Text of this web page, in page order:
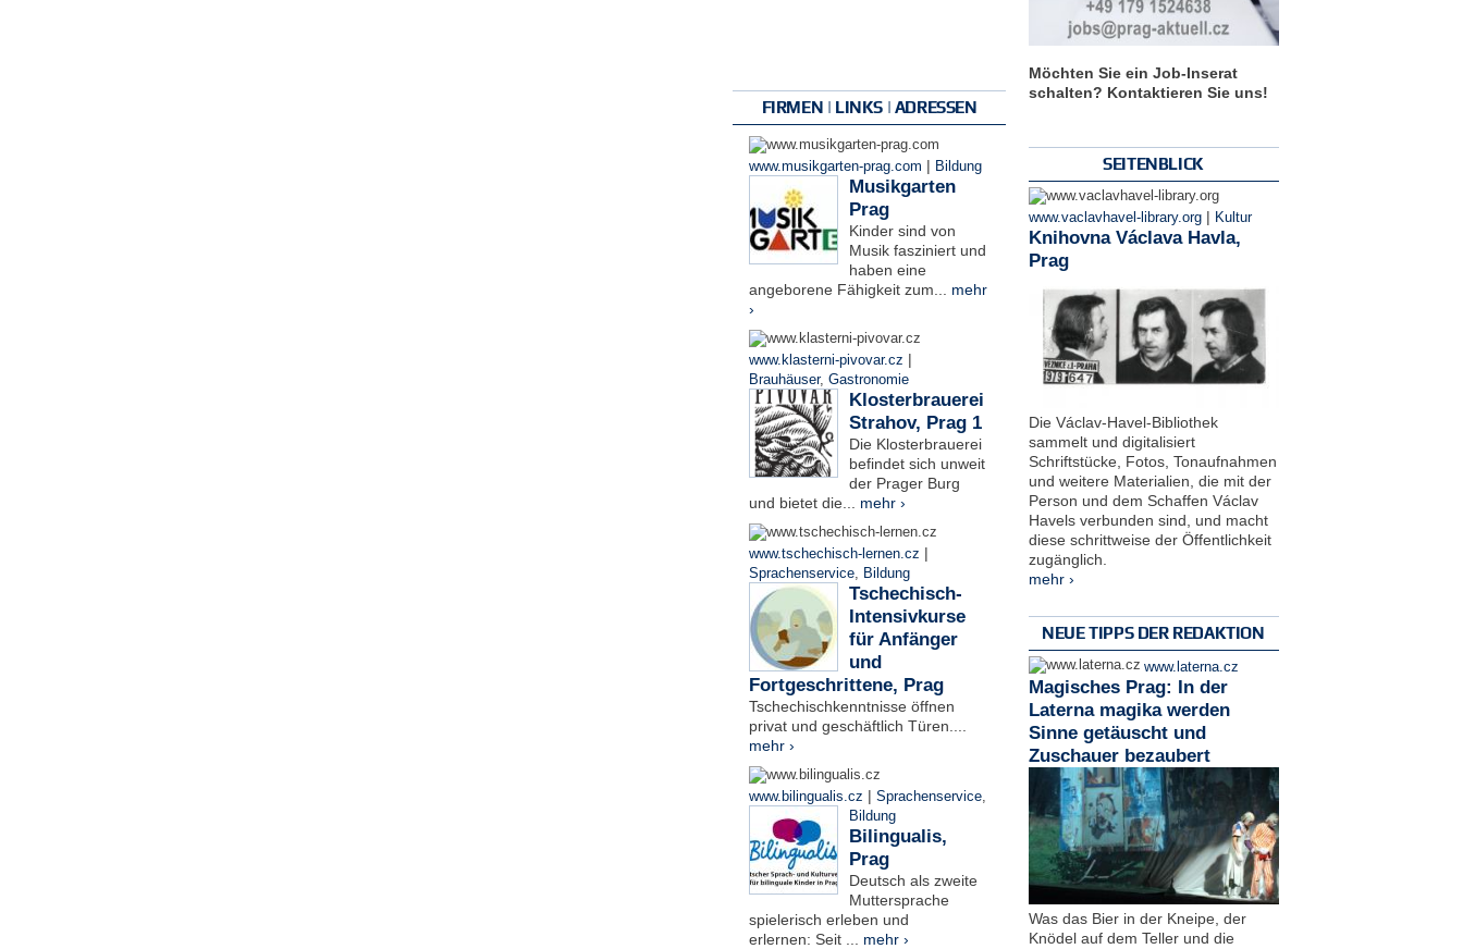
FIRMEN | LINKS | ADRESSEN
www.musikgarten-prag.com | Bildung
Musikgarten
Prag
Kinder sind von
Musik fasziniert und
haben eine
angeborene Fähigkeit zum... mehr
›
www.klasterni-pivovar.cz |
Brauhäuser, Gastronomie
Klosterbrauerei
Strahov, Prag 1
Die Klosterbrauerei
befindet sich unweit
der Prager Burg
und bietet die... mehr ›
www.tschechisch-lernen.cz |
Sprachenservice, Bildung
Tschechisch-
Intensivkurse
für Anfänger
und
Fortgeschrittene, Prag
Tschechischkenntnisse öffnen
privat und geschäftlich Türen....
mehr ›
www.bilingualis.cz | Sprachenservice,
Bildung
Bilingualis,
Prag
Deutsch als zweite
Muttersprache
spielerisch erleben und
erlernen: Seit ... mehr ›
Möchten Sie ein Job-Inserat
schalten? Kontaktieren Sie uns!
SEITENBLICK
www.vaclavhavel-library.org | Kultur
Knihovna Václava Havla,
Prag
Die Václav-Havel-Bibliothek
sammelt und digitalisiert
Schriftstücke, Fotos, Tonaufnahmen
und weitere Materialien, die mit der
Person und dem Schaffen Václav
Havels verbunden sind, und macht
diese schrittweise der Öffentlichkeit
zugänglich.
mehr ›
NEUE TIPPS DER REDAKTION
www.laterna.cz
Magisches Prag: In der
Laterna magika werden
Sinne getäuscht und
Zuschauer bezaubert
Was das Bier in der Kneipe, der
Knödel auf dem Teller und die